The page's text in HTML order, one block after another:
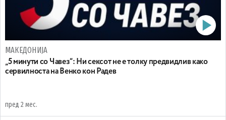
МАКЕДОНИЈА
„5 минути со Чавез“: Ни сексот не е толку предвидлив како
сервилноста на Венко кон Радев
пред 2 мес.